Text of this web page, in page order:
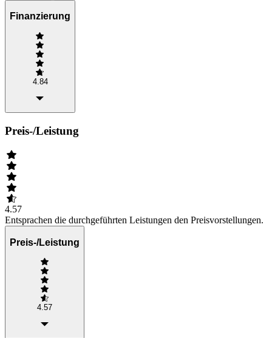
Finanzierung
4.84
Preis-/Leistung
4.57
Entsprachen die durchgeführten Leistungen den Preisvorstellungen.
Preis-/Leistung
4.57